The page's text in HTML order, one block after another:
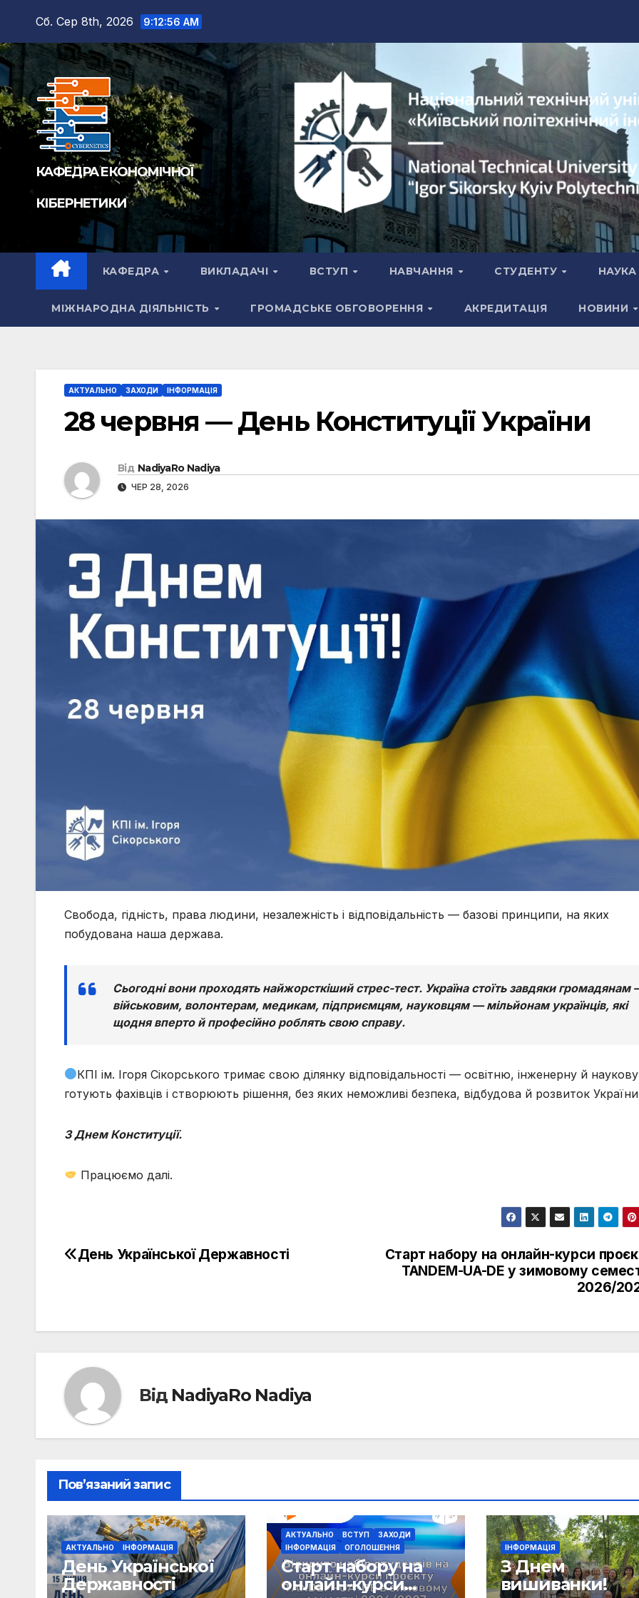
вмісту
Сб. Сер 8th, 2026 9:12:57 AM
КАФЕДРА ЕКОНОМІЧНОЇ
КІБЕРНЕТИКИ
КАФЕДРА ВИКЛАДАЧІ ВСТУП НАВЧАННЯ СТУДЕНТУ НАУКА
МІЖНАРОДНА ДІЯЛЬНІСТЬ ГРОМАДСЬКЕ ОБГОВОРЕННЯ АКРЕДИТАЦІЯ НОВИНИ
АКТУАЛЬНО ЗАХОДИ ІНФОРМАЦІЯ
28 червня — День Конституції України
Від NadiyaRo Nadiya
ЧЕР 28, 2026
Свобода, гідність, права людини, незалежність і відповідальність — базові принципи, на яких
побудована наша держава.
Сьогодні вони проходять найжорсткіший стрес-тест. Україна стоїть завдяки громадянам
військовим, волонтерам, медикам, підприємцям, науковцям — мільйонам українців, які
щодня вперто й професійно роблять свою справу.
КПІ ім. Ігоря Сікорського тримає свою ділянку відповідальності — освітню, інженерну й
готують фахівців і створюють рішення, без яких неможливі безпека, відбудова й розвиток
З Днем Конституції.
Працюємо далі.
Навігація
Старт набору на онлайн-курси
TANDEM-UA-DE у зимовому
2026/
День Української Державності
Від NadiyaRo Nadiya
Пов’язаний запис
АКТУАЛЬНО ІНФОРМАЦІЯ
День Української
Державності
АКТУАЛЬНО ВСТУП
ЗАХОДИ
ІНФОРМАЦІЯ
ОГОЛОШЕННЯ
Старт набору на
онлайн-курси
ІНФОРМАЦІЯ
З Днем
вишиванки!